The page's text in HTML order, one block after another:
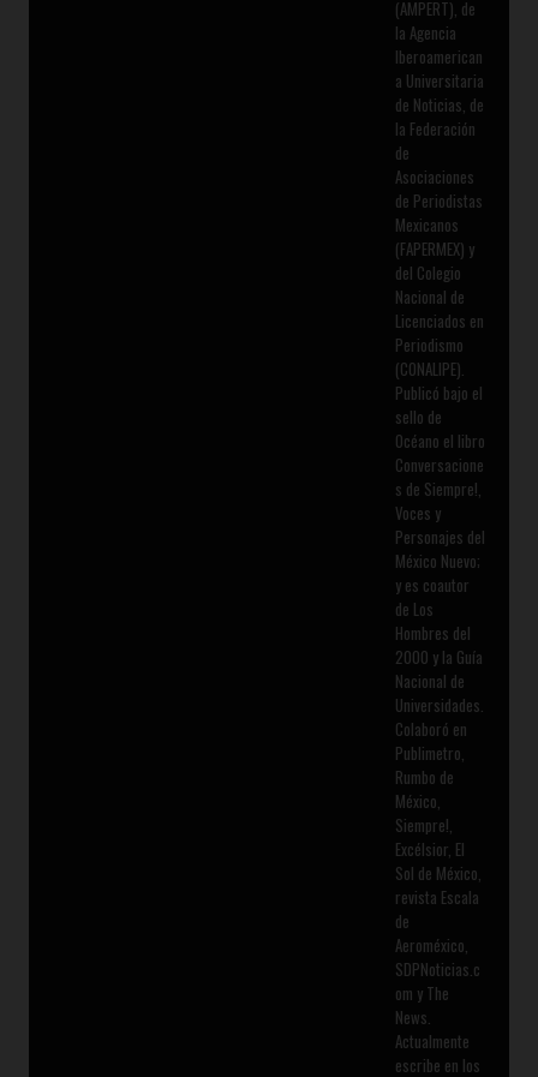
(AMPERT), de
la Agencia
Iberoamerican
a Universitaria
de Noticias, de
la Federación
de
Asociaciones
de Periodistas
Mexicanos
(FAPERMEX) y
del Colegio
Nacional de
Licenciados en
Periodismo
(CONALIPE).
Publicó bajo el
sello de
Océano el libro
Conversacione
s de Siempre!,
Voces y
Personajes del
México Nuevo;
y es coautor
de Los
Hombres del
2000 y la Guía
Nacional de
Universidades.
Colaboró en
Publimetro,
Rumbo de
México,
Siempre!,
Excélsior, El
Sol de México,
revista Escala
de
Aeroméxico,
SDPNoticias.c
om y The
News.
Actualmente
escribe en los